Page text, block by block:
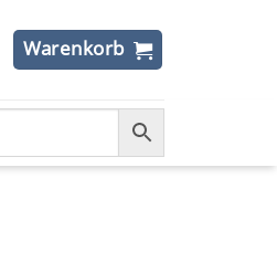
Warenkorb